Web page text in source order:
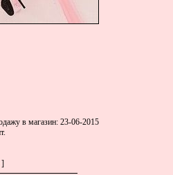
в магазин: 23-06-2015
]